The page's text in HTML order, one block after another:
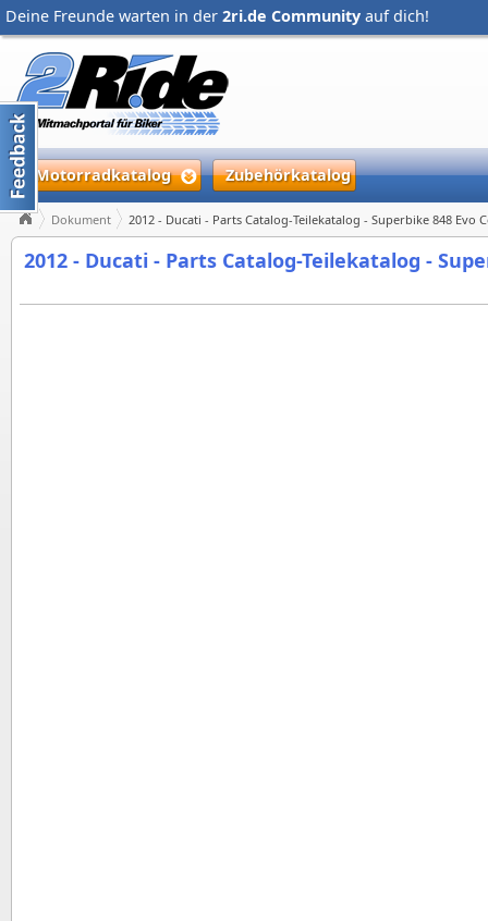
Deine Freunde warten in der 2ri.de Community auf dich!
Motorradkatalog Zubehörkatalog
Dokument 2012 - Ducati - Parts Catalog-Teilekatalog - Superbike 848 Evo
2012 - Ducati - Parts Catalog-Teilekatalog -